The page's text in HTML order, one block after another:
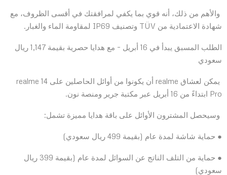
والأهم من ذلك، أنه قوي بما يكفي لمرافقتك في أقسى الظروف، مع
شهادة الاعتمادية من TÜV وتصنيف IP69 لمقاومة الماء والغبار.
الطلب المسبق يبدأ في 16 أبريل – مع هدايا حصرية بقيمة 1,147 ريال
سعودي
يمكن لعشاق realme أن يكونوا من أوائل الحاصلين على realme 14
Pro ابتداءً من 16 أبريل عبر مكتبة جرير ومنصة نون.
وسيحصل المشترون الأوائل على باقة هدايا مميزة تشمل:
● حماية شاشة لمدة عام (بقيمة 499 ريال سعودي)
● حماية من التلف الناتج عن السوائل لمدة عام (بقيمة 399 ريال
سعودي)